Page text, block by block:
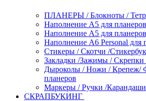
ПЛАНЕРЫ / Блокноты /
Наполнение А5 для
Наполнение А5 для
Наполнение А6 Personal для
Стикеры / Скотчи /
Закладки /Зажимы / Скрепки
Дыроколы / Ножи / Крепеж/
планеров
Маркеры / Ручки /
СКРАПБУКИНГ